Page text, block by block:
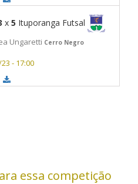
x 5 Ituporanga Futsal
Ungaretti Cerro Negro
- 17:00
essa competição